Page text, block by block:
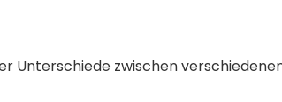
Unterschiede zwischen